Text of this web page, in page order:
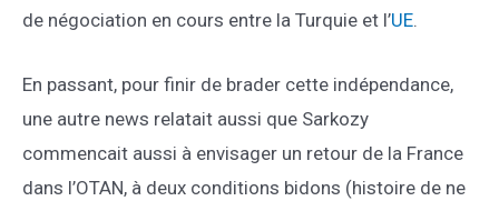
de négociation en cours entre la Turquie et l’UE.
En passant, pour finir de brader cette indépendance,
une autre news relatait aussi que Sarkozy
commencait aussi à envisager un retour de la France
dans l’OTAN, à deux conditions bidons (histoire de ne